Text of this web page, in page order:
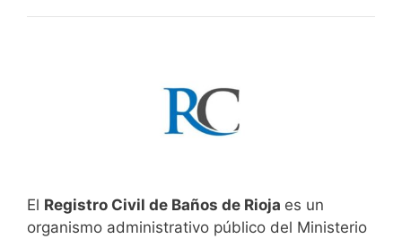
El Registro Civil de Baños de Rioja es un
organismo administrativo público del Ministerio